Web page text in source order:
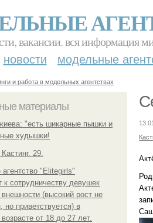
вакансии. вся информация
новости модельные
и работа в модельных агентствах
материалы
"есть шикарные пышки и
худышки!
29.
"Elitegirls"
к сотрудничеству девушек
(высокий рост не
но приветствуется) в
от 18 до 27 лет.